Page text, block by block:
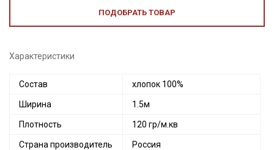
ПОДОБРАТЬ ТОВАР
Характеристики
Состав хлопок 100%
Ширина 1.5м
Плотность 120 гр/м.кв
Страна производитель Россия